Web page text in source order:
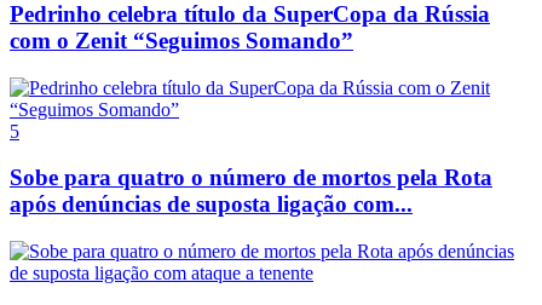
Pedrinho celebra título da SuperCopa da Rússia
com o Zenit “Seguimos Somando”
5
Sobe para quatro o número de mortos pela Rota
após denúncias de suposta ligação com...